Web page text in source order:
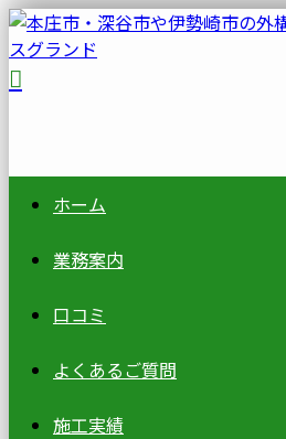
ホーム
業務案内
口コミ
よくあるご質問
施工実績